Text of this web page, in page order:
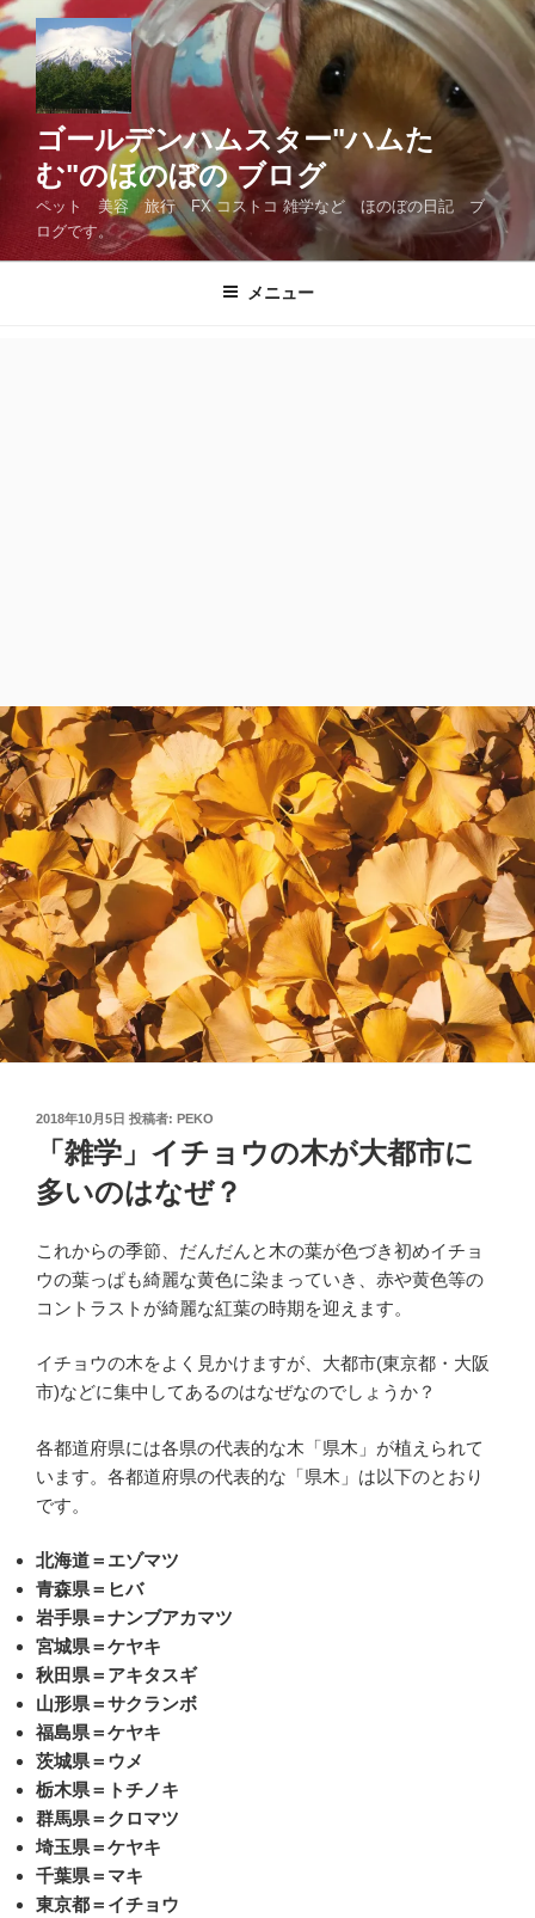
コ
テ
ン
ス
ゴールデンハムスター"ハムた
む"のほのぼの ブログ
ペット 美容 旅行 FX コストコ 雑学など ほのぼの日記 ブ
ログです。
メニュー
投
2018年10月5日 投稿者: PEKO
「雑学」イチョウの木が大都市に
多いのはなぜ？
これからの季節、だんだんと木の葉が色づき初めイチョ
ウの葉っぱも綺麗な黄色に染まっていき、赤や黄色等の
コントラストが綺麗な紅葉の時期を迎えます。
イチョウの木をよく見かけますが、大都市(東京都・大阪
市)などに集中してあるのはなぜなのでしょうか？
各都道府県には各県の代表的な木「県木」が植えられて
います。各都道府県の代表的な「県木」は以下のとおり
です。
北海道＝エゾマツ
青森県＝ヒバ
岩手県＝ナンブアカマツ
宮城県＝ケヤキ
秋田県＝アキタスギ
山形県＝サクランボ
福島県＝ケヤキ
茨城県＝ウメ
栃木県＝トチノキ
群馬県＝クロマツ
埼玉県＝ケヤキ
千葉県＝マキ
東京都＝イチョウ